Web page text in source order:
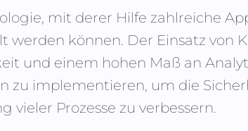
mit derer Hilfe zahlreiche
können. Der Einsatz von
und einem hohen Maß an
zu implementieren, um die
Prozesse zu verbessern.